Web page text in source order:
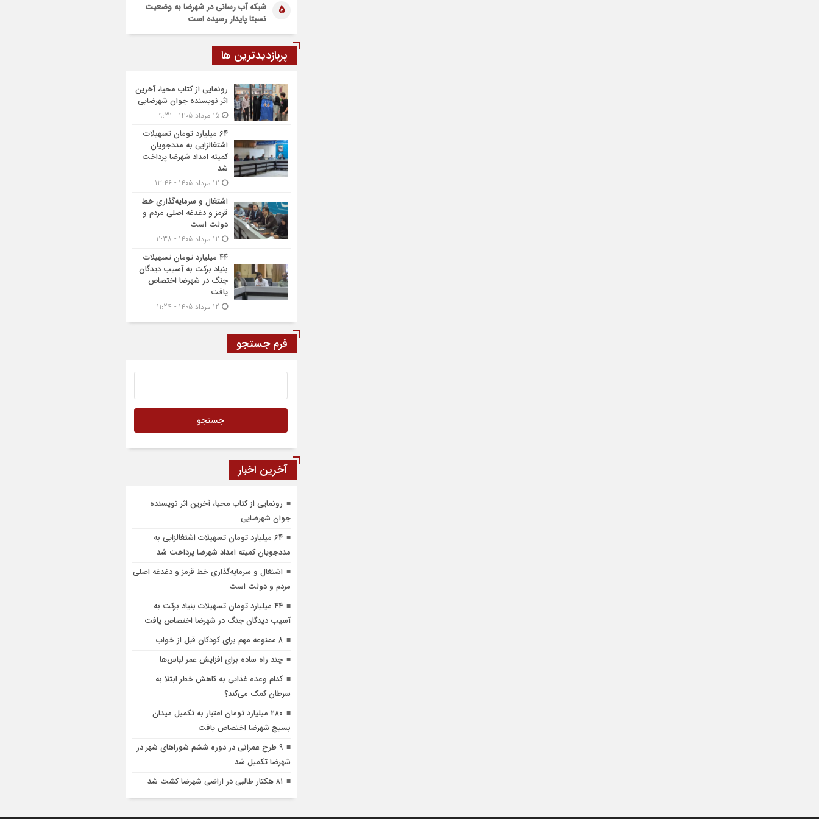
5
شبکه آب رسانی در شهرضا به وضعیت
نسبتا پایدار رسیده است
پربازدیدترین ها
رونمایی از کتاب محیا، آخرین
اثر نویسنده جوان شهرضایی
۶۴ میلیارد تومان تسهیلات
اشتغالزایی به مددجویان
کمیته امداد شهرضا پرداخت
شد
اشتغال و سرمایه‌گذاری خط
قرمز و دغدغه اصلی مردم و
دولت است
۴۴ میلیارد تومان تسهیلات
بنیاد برکت به آسیب دیدگان
جنگ در شهرضا اختصاص
یافت
فرم جستجو
آخرین اخبار
رونمایی از کتاب محیا، آخرین اثر نویسنده
جوان شهرضایی
۶۴ میلیارد تومان تسهیلات اشتغالزایی به
مددجویان کمیته امداد شهرضا پرداخت شد
اشتغال و سرمایه‌گذاری خط قرمز و دغدغه اصلی
مردم و دولت است
۴۴ میلیارد تومان تسهیلات بنیاد برکت به
آسیب دیدگان جنگ در شهرضا اختصاص یافت
۸ ممنوعه مهم برای کودکان قبل از خواب
چند راه ساده برای افزایش عمر لباس‌ها
کدام وعده غذایی به کاهش خطر ابتلا به
سرطان کمک می‌کند؟
۲۸۰ میلیارد تومان اعتبار به تکمیل میدان
بسیج شهرضا اختصاص یافت
۹ طرح عمرانی در دوره ششم شوراهای شهر در
شهرضا تکمیل شد
۸۱ هکتار طالبی در اراضی شهرضا کشت شد